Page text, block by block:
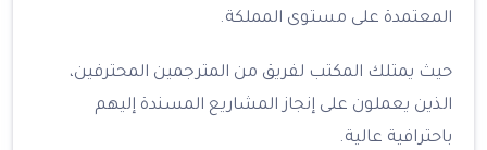
المعتمدة على مستوى المملكة.
حيث يمتلك المكتب لفريق من المترجمين المحترفين،
الذين يعملون على إنجاز المشاريع المسندة إليهم
باحترافية عالية.